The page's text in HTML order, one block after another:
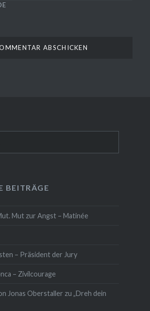
BEITRÄGE
Mut zur Angst – Matinée
– Präsident der Jury
– Zivilcourage
Jonas Oberstaller zu „Dreh dein